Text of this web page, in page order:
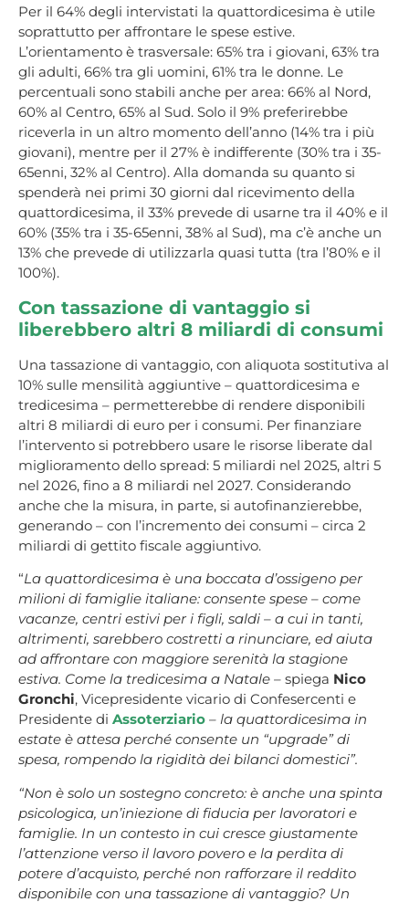
Per il 64% degli intervistati la quattordicesima è utile
soprattutto per affrontare le spese estive.
L’orientamento è trasversale: 65% tra i giovani, 63% tra
gli adulti, 66% tra gli uomini, 61% tra le donne. Le
percentuali sono stabili anche per area: 66% al Nord,
60% al Centro, 65% al Sud. Solo il 9% preferirebbe
riceverla in un altro momento dell’anno (14% tra i più
giovani), mentre per il 27% è indifferente (30% tra i 35-
65enni, 32% al Centro). Alla domanda su quanto si
spenderà nei primi 30 giorni dal ricevimento della
quattordicesima, il 33% prevede di usarne tra il 40% e il
60% (35% tra i 35-65enni, 38% al Sud), ma c’è anche un
13% che prevede di utilizzarla quasi tutta (tra l’80% e il
100%).
Con tassazione di vantaggio si
liberebbero altri 8 miliardi di consumi
Una tassazione di vantaggio, con aliquota sostitutiva al
10% sulle mensilità aggiuntive – quattordicesima e
tredicesima – permetterebbe di rendere disponibili
altri 8 miliardi di euro per i consumi. Per finanziare
l’intervento si potrebbero usare le risorse liberate dal
miglioramento dello spread: 5 miliardi nel 2025, altri 5
nel 2026, fino a 8 miliardi nel 2027. Considerando
anche che la misura, in parte, si autofinanzierebbe,
generando – con l’incremento dei consumi – circa 2
miliardi di gettito fiscale aggiuntivo.
“La quattordicesima è una boccata d’ossigeno per
milioni di famiglie italiane: consente spese – come
vacanze, centri estivi per i figli, saldi – a cui in tanti,
altrimenti, sarebbero costretti a rinunciare, ed aiuta
ad affrontare con maggiore serenità la stagione
estiva. Come la tredicesima a Natale – spiega Nico
Gronchi, Vicepresidente vicario di Confesercenti e
Presidente di Assoterziario – la quattordicesima in
estate è attesa perché consente un “upgrade” di
spesa, rompendo la rigidità dei bilanci domestici”.
“Non è solo un sostegno concreto: è anche una spinta
psicologica, un’iniezione di fiducia per lavoratori e
famiglie. In un contesto in cui cresce giustamente
l’attenzione verso il lavoro povero e la perdita di
potere d’acquisto, perché non rafforzare il reddito
disponibile con una tassazione di vantaggio? Un